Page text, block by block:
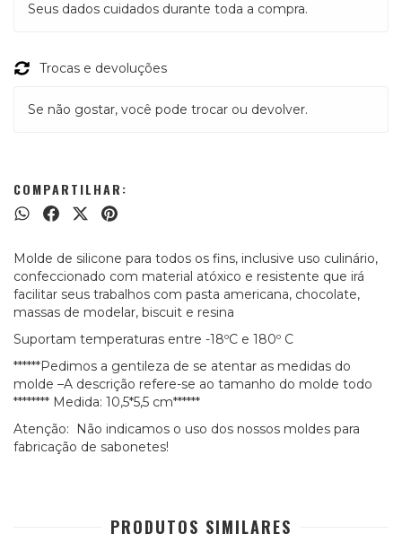
Seus dados cuidados durante toda a compra.
Trocas e devoluções
Se não gostar, você pode trocar ou devolver.
COMPARTILHAR:
Molde de silicone para todos os fins, inclusive uso culinário,
confeccionado com material atóxico e resistente que irá
facilitar seus trabalhos com pasta americana, chocolate,
massas de modelar, biscuit e resina
Suportam temperaturas entre -18ºC e 180º C
******Pedimos a gentileza de se atentar as medidas do
molde –A descrição refere-se ao tamanho do molde todo
******** Medida: 10,5*5,5 cm******
Atenção: Não indicamos o uso dos nossos moldes para
fabricação de sabonetes!
PRODUTOS SIMILARES